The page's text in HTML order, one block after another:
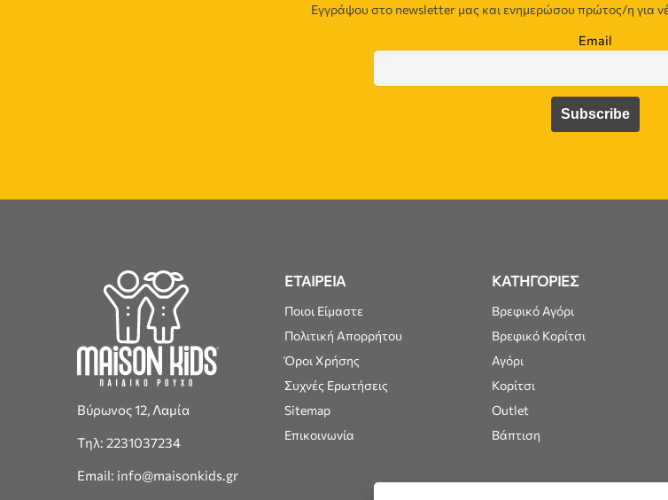
Εγγράψου στο newsletter μας και ενημερώσου πρώτος/η για
Email
Βύρωνος 12, Λαμία
Τηλ: 2231037234
Email: info@maisonkids.gr
ΕΤΑΙΡΕΙΑ
Ποιοι Είμαστε
Πολιτική Απορρήτου
Όροι Χρήσης
Συχνές Ερωτήσεις
Sitemap
Επικοινωνία
ΚΑΤΗΓΟΡΙΕΣ
Βρεφικό Αγόρι
Βρεφικό Κορίτσι
Αγόρι
Κορίτσι
Outlet
Βάπτιση